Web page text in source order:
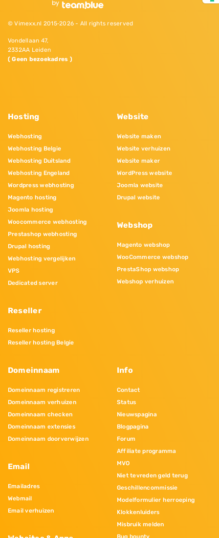
© Vimexx.nl 2015‐2026 - All rights reserved
Vondellaan 47,
2332AA Leiden
( Geen bezoekadres )
Hosting
Webhosting
Webhosting Belgie
Webhosting Duitsland
Webhosting Engeland
Wordpress webhosting
Magento hosting
Joomla hosting
Woocommerce webhosting
Prestashop webhosting
Drupal hosting
Webhosting vergelijken
VPS
Dedicated server
Reseller
Reseller hosting
Reseller hosting Belgie
Website
Website maken
Website verhuizen
Website maker
WordPress website
Joomla website
Drupal website
Webshop
Magento webshop
WooCommerce webshop
PrestaShop webshop
Webshop verhuizen
Domeinnaam
Domeinnaam registreren
Domeinnaam verhuizen
Domeinnaam checken
Domeinnaam extensies
Domeinnaam doorverwijzen
Email
Emailadres
Webmail
Email verhuizen
Info
Contact
Status
Nieuwspagina
Blogpagina
Forum
Affiliate programma
MVO
Niet tevreden geld terug
Geschillencommissie
Modelformulier herroeping
Klokkenluiders
Misbruik melden
Bug bounty